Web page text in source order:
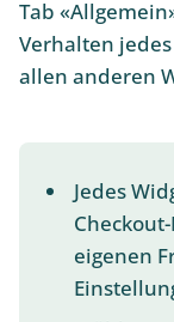
Tab
Verhalten
allen anderen
Jedes
eigenen